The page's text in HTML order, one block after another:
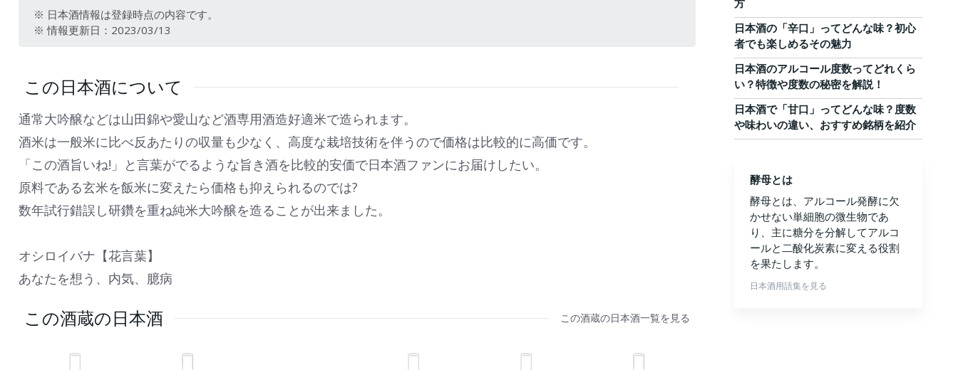
※ 日本酒情報は登録時点の内容です。
※ 情報更新日：2023/03/13
この日本酒について
通常大吟醸などは山田錦や愛山など酒専用酒造好適米で造られます。
酒米は一般米に比べ反あたりの収量も少なく、高度な栽培技術を伴うので価格は比較的に高価です。
「この酒旨いね!」と言葉がでるような旨き酒を比較的安価で日本酒ファンにお届けしたい。
原料である玄米を飯米に変えたら価格も抑えられるのでは?
数年試行錯誤し研鑽を重ね純米大吟醸を造ることが出来ました。
オシロイバナ【花言葉】
あなたを想う、内気、臆病
この酒蔵の日本酒 この酒蔵の日本酒一覧を見る
方
日本酒の「辛口」ってどんな味？初心
者でも楽しめるその魅力
日本酒のアルコール度数ってどれくら
い？特徴や度数の秘密を解説！
日本酒で「甘口」ってどんな味？度数
や味わいの違い、おすすめ銘柄を紹介
酵母とは
酵母とは、アルコール発酵に欠
かせない単細胞の微生物であ
り、主に糖分を分解してアルコ
ールと二酸化炭素に変える役割
を果たします。
日本酒用語集を見る